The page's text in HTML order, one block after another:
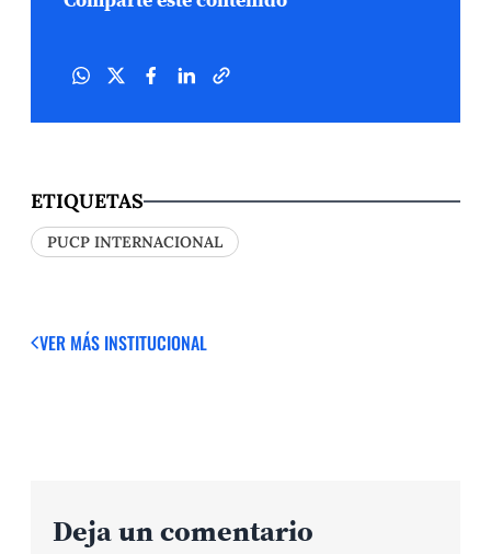
ETIQUETAS
PUCP INTERNACIONAL
VER MÁS INSTITUCIONAL
Deja un comentario